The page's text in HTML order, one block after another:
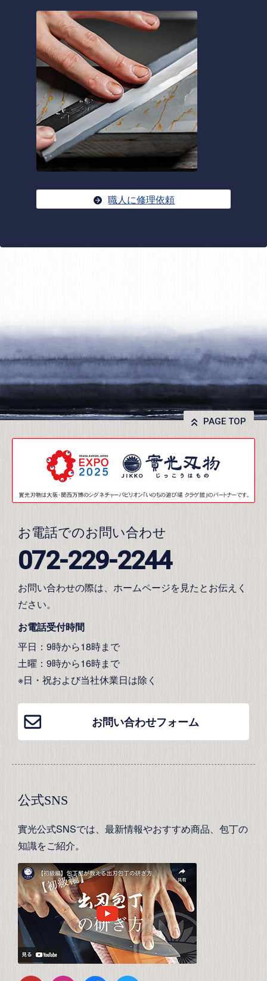
職人に修理依頼
PAGE TOP
お電話でのお問い合わせ
072-229-2244
お問い合わせの際は、ホームページを見たとお伝えく
ださい。
お電話受付時間
平日：9時から18時まで
土曜：9時から16時まで
※日・祝および当社休業日は除く
お問い合わせフォーム
公式SNS
實光公式SNSでは、最新情報やおすすめ商品、包丁の
知識をご紹介。